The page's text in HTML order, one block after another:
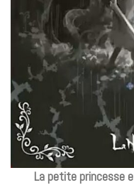
La petite princesse